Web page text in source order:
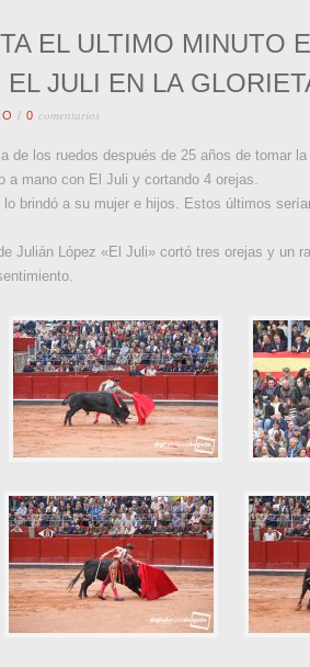
EL ULTIMO MINUTO
JULI EN LA
/ 0 comentarios
de los ruedos después de 25 años de tomar
a mano con El Juli y cortando 4 orejas.
brindó a su mujer e hijos. Estos últimos
Julián López «El Juli» cortó tres orejas y un